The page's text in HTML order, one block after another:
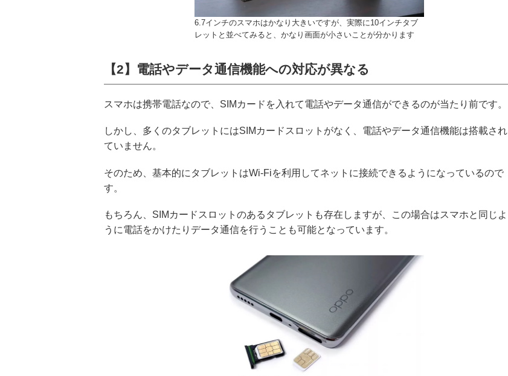
6.7インチのスマホはかなり大きいですが、実際に10インチタブ
レットと並べてみると、かなり画面が小さいことが分かります
【2】電話やデータ通信機能への対応が異なる
スマホは携帯電話なので、SIMカードを入れて電話やデータ通信ができるのが当たり前です。
しかし、多くのタブレットにはSIMカードスロットがなく、電話やデータ通信機能は搭載され
ていません。
そのため、基本的にタブレットはWi-Fiを利用してネットに接続できるようになっているので
す。
もちろん、SIMカードスロットのあるタブレットも存在しますが、この場合はスマホと同じよ
うに電話をかけたりデータ通信を行うことも可能となっています。